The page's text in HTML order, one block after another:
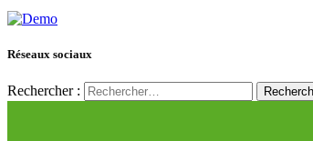
Réseaux sociaux
Rechercher :